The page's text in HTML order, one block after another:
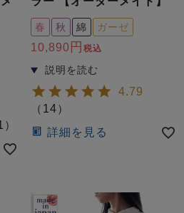
）
春 秋 綿 ガーゼ
10,890 税込
4.79
（ 14）
詳細を見る